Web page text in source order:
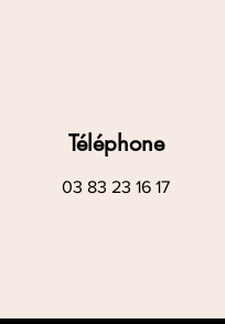
Téléphone
03 83 23 16 17